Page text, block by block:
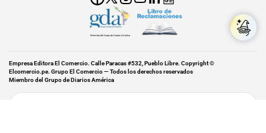
Miembro del Grupo de Diarios América
Empresa Editora El Comercio. Calle Paracas #532, Pueblo Libre. Copyright ©
Elcomercio.pe. Grupo El Comercio — Todos los derechos reservados
Miembro del Grupo de Diarios América